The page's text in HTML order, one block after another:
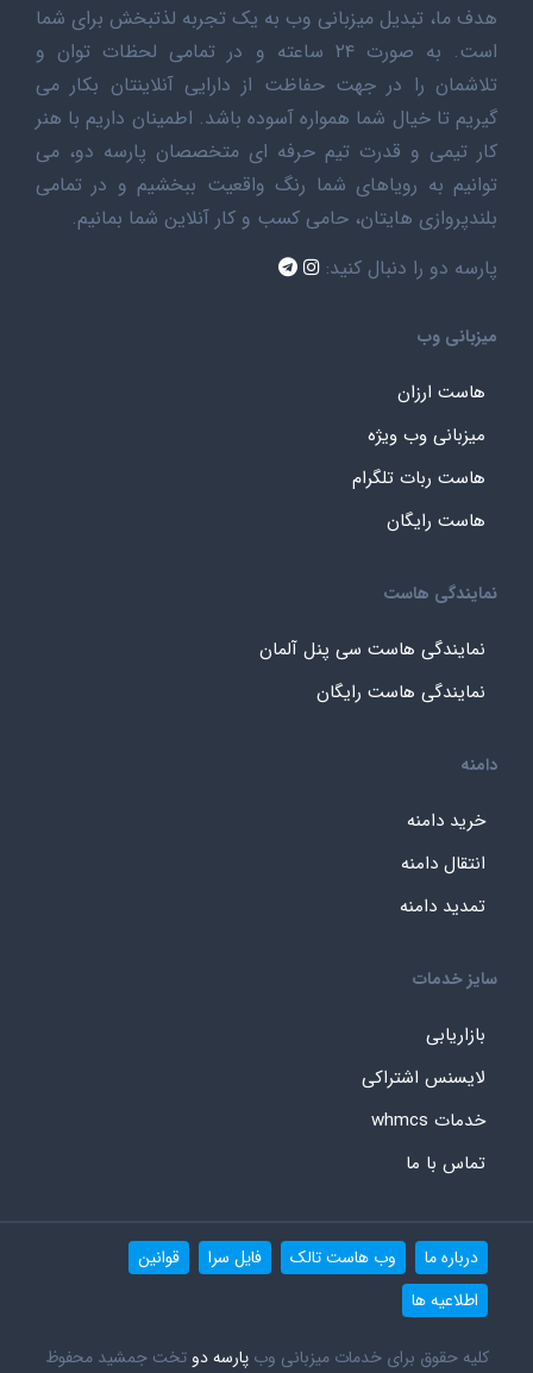
هدف ما، تبدیل میزبانی وب به یک تجربه لذتبخش برای شما
است. به صورت ۲۴ ساعته و در تمامی لحظات توان و
تلاشمان را در جهت حفاظت از دارایی آنلاینتان بکار می
گیریم تا خیال شما همواره آسوده باشد. اطمینان داریم با هنر
کار تیمی و قدرت تیم حرفه ای متخصصان پارسه دو، می
توانیم به رویاهای شما رنگ واقعیت ببخشیم و در تمامی
بلندپروازی هایتان، حامی کسب و کار آنلاین شما بمانیم.
پارسه دو را دنبال کنید:
میزبانی وب
هاست ارزان
میزبانی وب ویژه
هاست ربات تلگرام
هاست رایگان
نمایندگی هاست
نمایندگی هاست سی پنل آلمان
نمایندگی هاست رایگان
دامنه
خرید دامنه
انتقال دامنه
تمدید دامنه
سایز خدمات
بازاریابی
لایسنس اشتراکی
خدمات whmcs
تماس با ما
درباره ما وب هاست تالک فایل سرا
قوانین
اطلاعیه ها
کلیه حقوق برای خدمات میزبانی وبپارسه دو تخت جمشید محفوظ